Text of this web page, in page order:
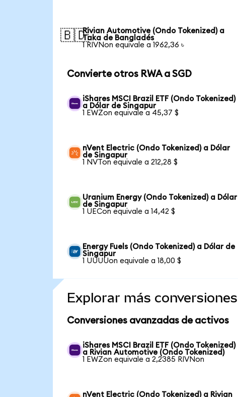
🇧🇩Rivian Automotive (Ondo Tokenized) a
Taka de Bangladés
1 RIVNon equivale a 1962,36 ৳
Convierte otros RWA a SGD
iShares MSCI Brazil ETF (Ondo Tokenized)
a Dólar de Singapur
1 EWZon equivale a 45,37 $
nVent Electric (Ondo Tokenized) a Dólar
de Singapur
1 NVTon equivale a 212,28 $
Uranium Energy (Ondo Tokenized) a Dólar
de Singapur
1 UECon equivale a 14,42 $
Energy Fuels (Ondo Tokenized) a Dólar de
Singapur
1 UUUUon equivale a 18,00 $
Explorar más conversiones
Conversiones avanzadas de activos
iShares MSCI Brazil ETF (Ondo Tokenized)
a Rivian Automotive (Ondo Tokenized)
1 EWZon equivale a 2,2385 RIVNon
nVent Electric (Ondo Tokenized) a Rivian